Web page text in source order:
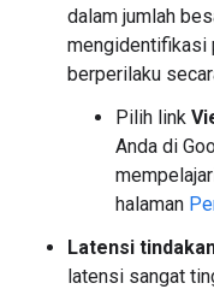
dalam jumlah
mengidentifikasi
berperilaku
Pilih link
Anda di
halaman
Latensi
latensi sangat